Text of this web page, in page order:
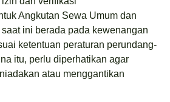
Angkutan Sewa Umum dan
ini berada pada kewenangan
ketentuan peraturan perundang-
itu, perlu diperhatikan agar
atau menggantikan